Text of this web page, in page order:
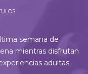
semana de
mientras disfrutan
adultas.